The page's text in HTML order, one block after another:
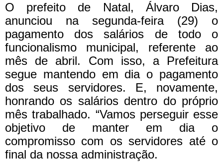
O prefeito de Natal, Álvaro Dias,
anunciou na segunda-feira (29) o
pagamento dos salários de todo o
funcionalismo municipal, referente ao
mês de abril. Com isso, a Prefeitura
segue mantendo em dia o pagamento
dos seus servidores. E, novamente,
honrando os salários dentro do próprio
mês trabalhado. “Vamos perseguir esse
objetivo de manter em dia o
compromisso com os servidores até o
final da nossa administração.